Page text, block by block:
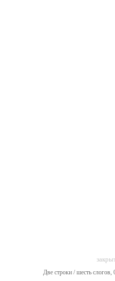
Две строки / шесть